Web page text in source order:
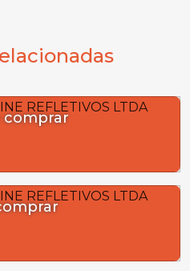
comprar